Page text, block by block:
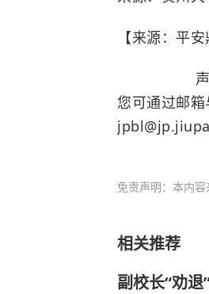
【来源：平安
声明：此
您可通过邮箱
免责声明：本内
相关推荐
副校长“劝